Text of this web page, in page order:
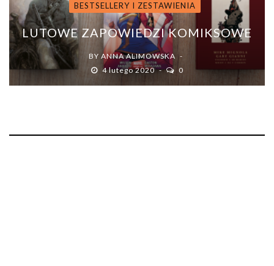
BESTSELLERY I ZESTAWIENIA
LUTOWE ZAPOWIEDZI KOMIKSOWE
BY ANNA ALIMOWSKA
4 lutego 2020
0